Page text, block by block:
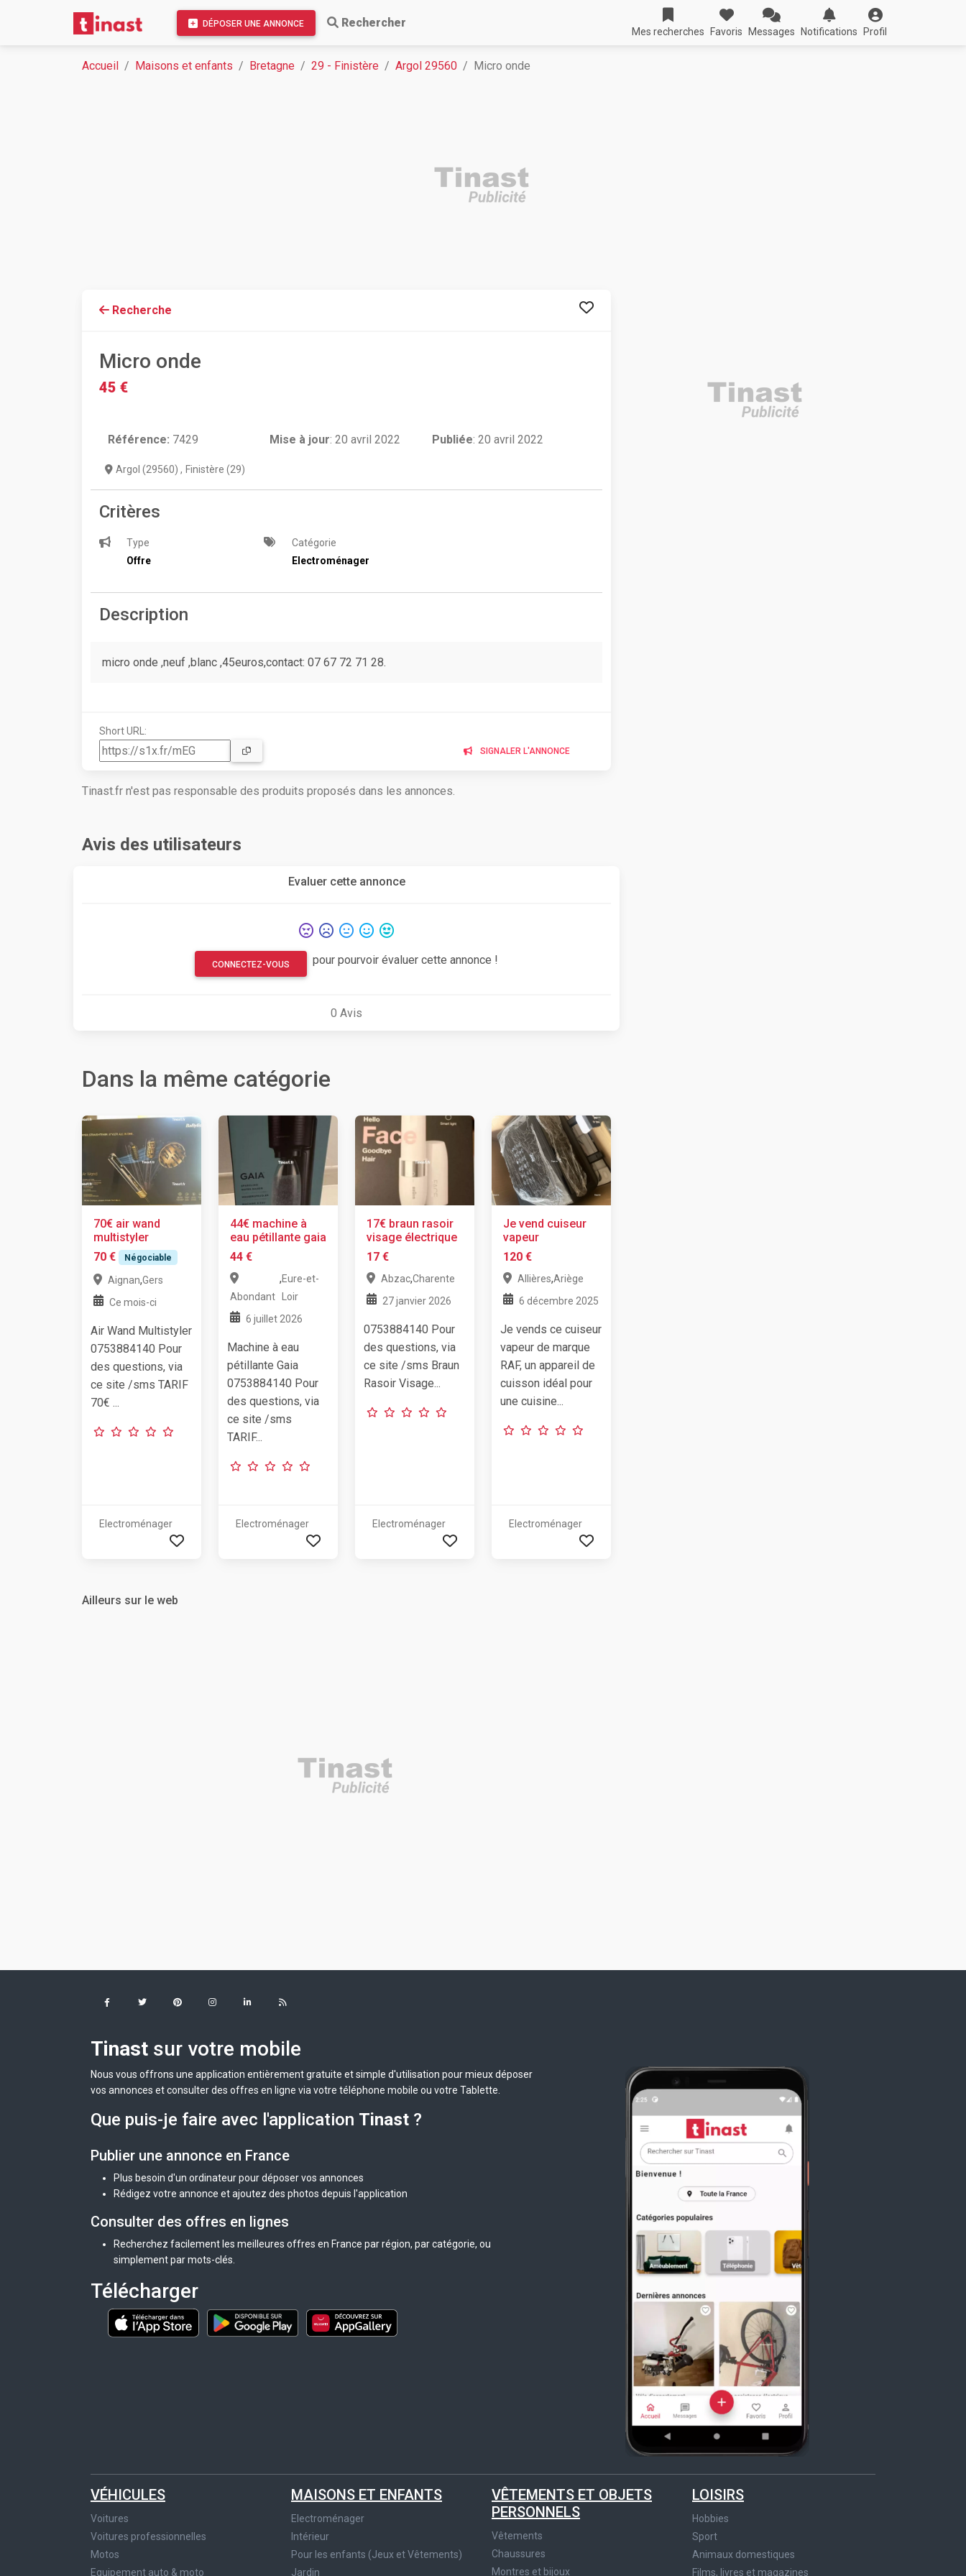
DÉPOSER UNE ANNONCE Rechercher
Mes recherches Favoris Messages Notifications Profil
Accueil Maisons et enfants Bretagne 29 - Finistère Argol 29560 Micro onde
Recherche
Micro onde
45 €
Référence: 7429 Mise à jour:20 avril 2022 Publiée: 20 avril 2022
Argol (29560) , Finistère (29)
Critères
Type
Offre
Catégorie
Electroménager
Description
micro onde ,neuf ,blanc ,45euros,contact: 07 67 72 71 28.
Short URL:
SIGNALER L'ANNONCE
Tinast.fr n'est pas responsable des produits proposés dans les annonces.
Avis des utilisateurs
Evaluer cette annonce
CONNECTEZ-VOUS pour pourvoir évaluer cette annonce !
0 Avis
Dans la même catégorie
70€ air wand
multistyler
70 €
Négociable
Aignan,Gers
Ce mois-ci
Air Wand Multistyler
0753884140 Pour
des questions, via
ce site /sms TARIF
70€ ...
Electroménager
44€ machine à
eau pétillante gaia
44 €
Abondant
,Eure-et-
Loir
6 juillet 2026
Machine à eau
pétillante Gaia
0753884140 Pour
des questions, via
ce site /sms
TARIF...
Electroménager
17€ braun rasoir
visage électrique
17 €
Abzac,Charente
27 janvier 2026
0753884140 Pour
des questions, via
ce site /sms Braun
Rasoir Visage...
Electroménager
Je vend cuiseur
vapeur
120 €
Allières,Ariège
6 décembre 2025
Je vends ce cuiseur
vapeur de marque
RAF, un appareil de
cuisson idéal pour
une cuisine...
Electroménager
Ailleurs sur le web
Tinast sur votre mobile
Nous vous offrons une application entièrement gratuite et simple d'utilisation pour mieux déposer
vos annonces et consulter des offres en ligne via votre téléphone mobile ou votre Tablette.
Que puis-je faire avec l'application Tinast ?
Publier une annonce en France
Plus besoin d'un ordinateur pour déposer vos annonces
Rédigez votre annonce et ajoutez des photos depuis l'application
Consulter des offres en lignes
Recherchez facilement les meilleures offres en France par région, par catégorie, ou
simplement par mots-clés.
Télécharger
VÉHICULES
Voitures
Voitures professionnelles
Motos
Equipement auto & moto
MAISONS ET ENFANTS
Electroménager
Intérieur
Pour les enfants (Jeux et Vêtements)
Jardin
VÊTEMENTS ET OBJETS
PERSONNELS
Vêtements
Chaussures
Montres et bijoux
LOISIRS
Hobbies
Sport
Animaux domestiques
Films, livres et magazines